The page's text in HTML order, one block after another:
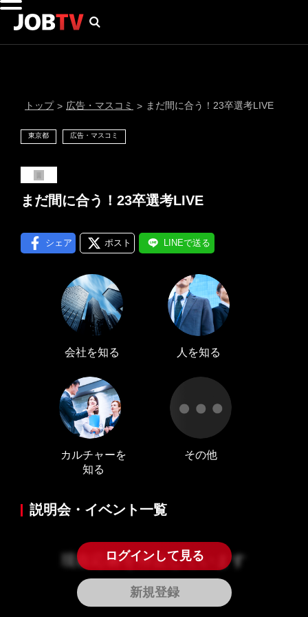
通知設定
メール通知
LINE通知
トップ > 広告・マスコミ > まだ間に合う！23卒選考LIVE
東京都 広告・マスコミ
まだ間に合う！23卒選考LIVE
シェア ポスト LINEで送る
会社を知る 人を知る
カルチャーを
知る
その他
説明会・イベント一覧
現在応募を停止しています
ログインして見る
新規登録
にはプロフィール画像のアップロードが必要です
プロフィール編集する ＞
会員登録する ＞
ログインする ＞